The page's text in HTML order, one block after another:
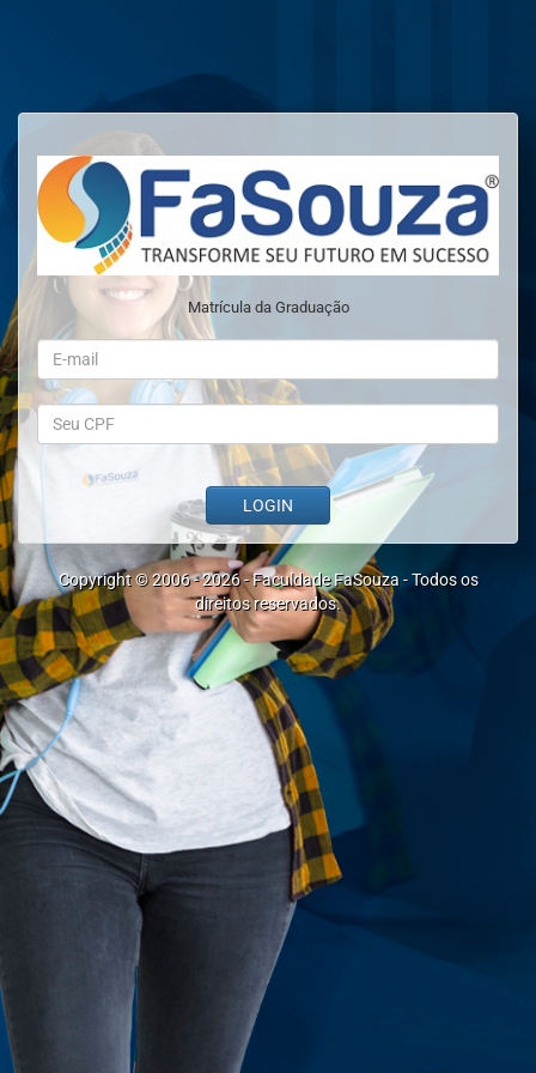
Matrícula da Graduação
Copyright © 2006 -2026-Faculdade FaSouza- Todos os
direitos reservados.